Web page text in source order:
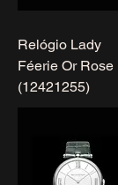
Relógio Lady
Féerie Or Rose
(12421255)